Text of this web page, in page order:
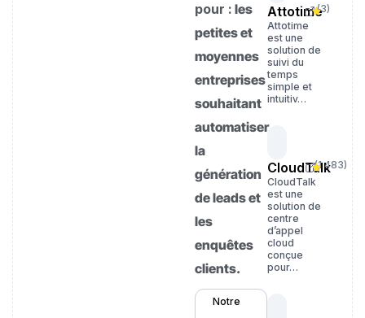
pour : les
petites et
moyennes
entreprises
souhaitant
automatiser
la
génération
de leads et
les
enquêtes
clients.
Notre
Attotime
(3)
Attotime
est une
solution de
suivi du
temps
simple et
intuitiv…
CloudTalk
(1 483)
CloudTalk
est une
solution de
centre
d’appel
cloud
conçue
pour…